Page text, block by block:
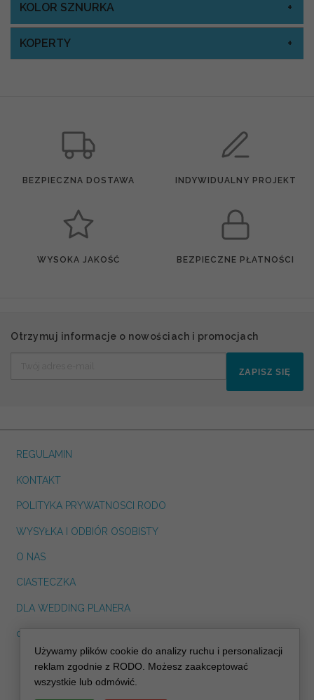
KOLOR SZNURKA
KOPERTY
BEZPIECZNA DOSTAWA INDYWIDUALNY PROJEKT
WYSOKA JAKOŚĆ BEZPIECZNE PŁATNOŚCI
Otrzymuj informacje o nowościach i promocjach
ZAPISZ SIĘ
REGULAMIN
KONTAKT
POLITYKA PRYWATNOSCI RODO
WYSYŁKA I ODBIÓR OSOBISTY
O NAS
CIASTECZKA
DLA WEDDING PLANERA
dreskot.com
info@decoris.pl
Używamy plików cookie do analizy ruchu i personalizacji
reklam zgodnie z RODO. Możesz zaakceptować
wszystkie lub odmówić.